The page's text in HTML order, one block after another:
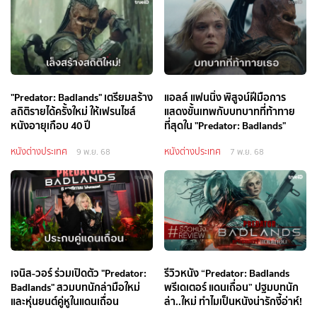
"Predator: Badlands" เตรียมสร้าง
สถิติรายได้ครั้งใหม่ ให้เฟรนไชส์
หนังอายุเกือบ 40 ปี
หนังต่างประเทศ 9 พ.ย. 68
แอลล์ แฟนนิ่ง พิสูจน์ฝีมือการ
แสดงขั้นเทพกับบทบาทที่ท้าทาย
ที่สุดใน "Predator: Badlands"
หนังต่างประเทศ 7 พ.ย. 68
เจนิส-วอร์ ร่วมเปิดตัว "Predator:
Badlands" สวมบทนักล่ามือใหม่
และหุ่นยนต์คู่หูในแดนเถื่อน
รีวิวหนัง “Predator: Badlands
พรีเดเตอร์ แดนเถื่อน” ปฐมบทนัก
ล่า..ใหม่ ทำไมเป็นหนังน่ารักงี้อ่าห์!